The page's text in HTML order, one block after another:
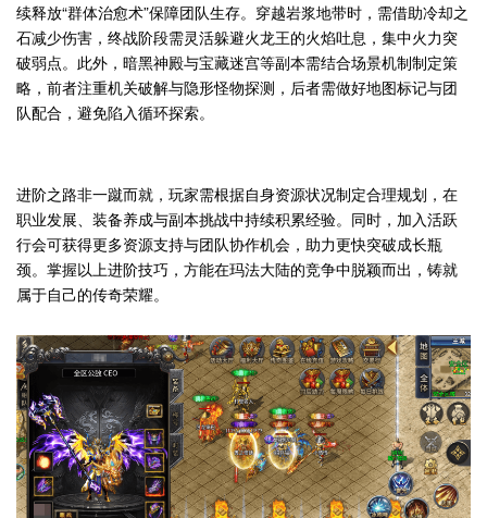
续释放“群体治愈术”保障团队生存。穿越岩浆地带时，需借助冷却之
石减少伤害，终战阶段需灵活躲避火龙王的火焰吐息，集中火力突
破弱点。此外，暗黑神殿与宝藏迷宫等副本需结合场景机制制定策
略，前者注重机关破解与隐形怪物探测，后者需做好地图标记与团
队配合，避免陷入循环探索。
进阶之路非一蹴而就，玩家需根据自身资源状况制定合理规划，在
职业发展、装备养成与副本挑战中持续积累经验。同时，加入活跃
行会可获得更多资源支持与团队协作机会，助力更快突破成长瓶
颈。掌握以上进阶技巧，方能在玛法大陆的竞争中脱颖而出，铸就
属于自己的传奇荣耀。